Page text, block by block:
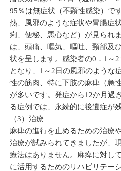
95％は無症状（不顕性感染）で
熱、風邪のような症状や胃腸症
痢、便秘、悪心など）が見られ
は、頭痛、嘔気、嘔吐、頸部及
状を呈します。感染者の0．1～
となり、1～2日の風邪のような
性の筋肉、特に下肢の麻痺（急
が多いです。発症から12か月過
る症例では、永続的に後遺症が
（3）治療
麻痺の進行を止めるための治療
治療が試みられてきましたが、
療法はありません。麻痺に対し
に活用するためのリハビリテー